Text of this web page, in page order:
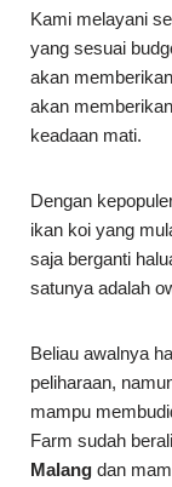
Kami melayani
yang sesuai
akan
akan
keadaan mati.
Dengan
ikan koi yang
saja berganti
satunya adalah
Beliau awalnya
peliharaan,
mampu
Farm sudah
Malang dan